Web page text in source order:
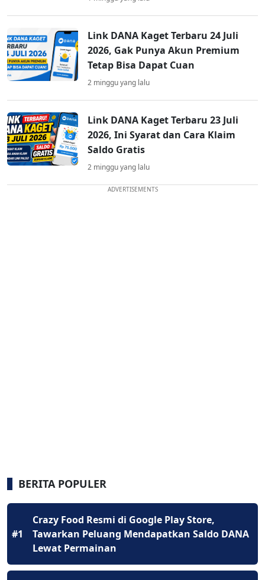
Link DANA Kaget Terbaru 24 Juli
2026, Gak Punya Akun Premium
Tetap Bisa Dapat Cuan
2 minggu yang lalu
Link DANA Kaget Terbaru 23 Juli
2026, Ini Syarat dan Cara Klaim
Saldo Gratis
2 minggu yang lalu
ADVERTISEMENTS
BERITA POPULER
#1
Crazy Food Resmi di Google Play Store,
Tawarkan Peluang Mendapatkan Saldo DANA
Lewat Permainan